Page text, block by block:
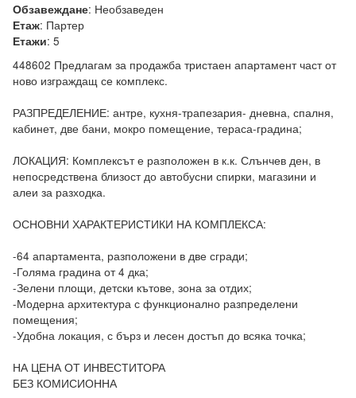
Обзавеждане: Необзаведен
Етаж: Партер
Етажи: 5
448602 Предлагам за продажба тристаен апартамент част от
ново изграждащ се комплекс.
РАЗПРЕДЕЛЕНИЕ: антре, кухня-трапезария- дневна, спалня,
кабинет, две бани, мокро помещение, тераса-градина;
ЛОКАЦИЯ: Комплексът е разположен в к.к. Слънчев ден, в
непосредствена близост до автобусни спирки, магазини и
алеи за разходка.
ОСНОВНИ ХАРАКТЕРИСТИКИ НА КОМПЛЕКСА:
-64 апартамента, разположени в две сгради;
-Голяма градина от 4 дка;
-Зелени площи, детски кътове, зона за отдих;
-Модерна архитектура с функционално разпределени
помещения;
-Удобна локация, с бърз и лесен достъп до всяка точка;
НА ЦЕНА ОТ ИНВЕСТИТОРА
БЕЗ КОМИСИОННА